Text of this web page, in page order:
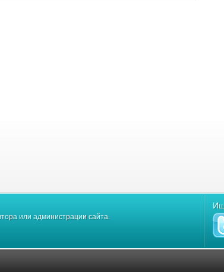
или администрации сайта.